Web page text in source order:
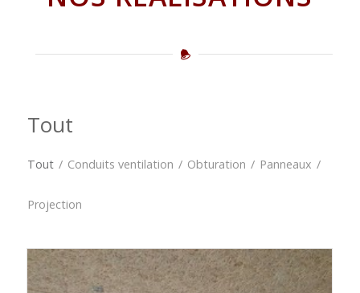
Tout
Tout / Conduits ventilation / Obturation / Panneaux /
Projection